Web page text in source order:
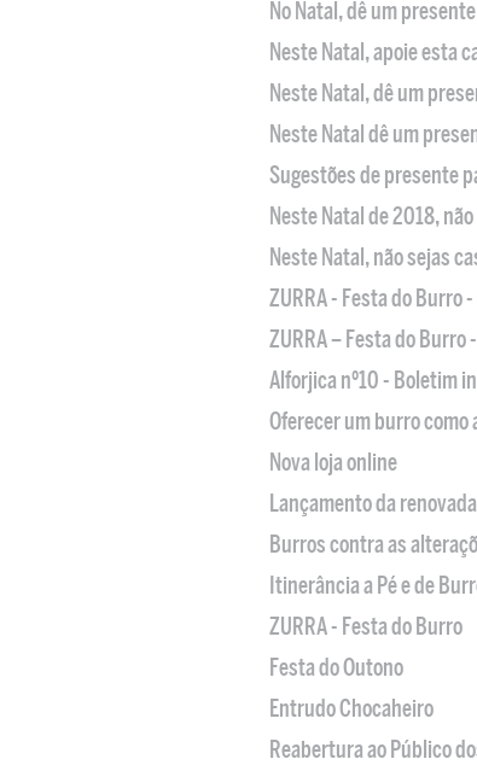
No Natal, dê um
Neste Natal, apoie esta
Neste Natal, dê um
Neste Natal dê um
Sugestões de presente
Neste Natal de 2018,
Neste Natal, não sejas
ZURRA - Festa do Burro
ZURRA – Festa do Burro
Alforjica nº10 - Boletim
Oferecer um burro
Nova loja online
Lançamento da
Burros contra as
Itinerância a Pé e de
ZURRA - Festa do Burro
Festa do Outono
Entrudo Chocaheiro
Reabertura ao Público